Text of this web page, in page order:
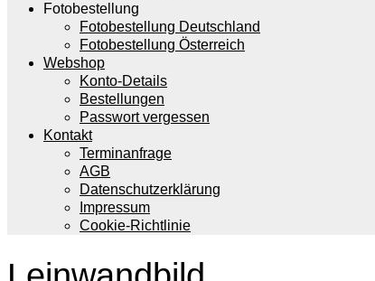
Fotobestellung
Fotobestellung Deutschland
Fotobestellung Österreich
Webshop
Konto-Details
Bestellungen
Passwort vergessen
Kontakt
Terminanfrage
AGB
Datenschutzerklärung
Impressum
Cookie-Richtlinie